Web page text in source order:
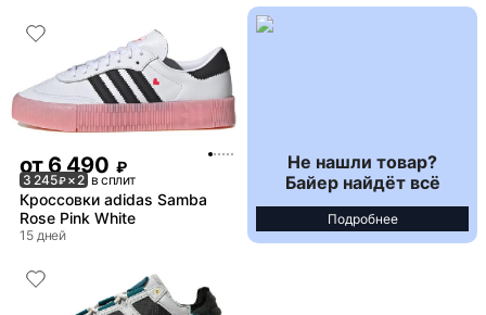
от6 490 ₽
3 245₽× 2 в сплит
Кроссовки adidas Samba
Rose Pink White
15 дней
Не нашли товар?
Байер найдёт всё
Подробнее